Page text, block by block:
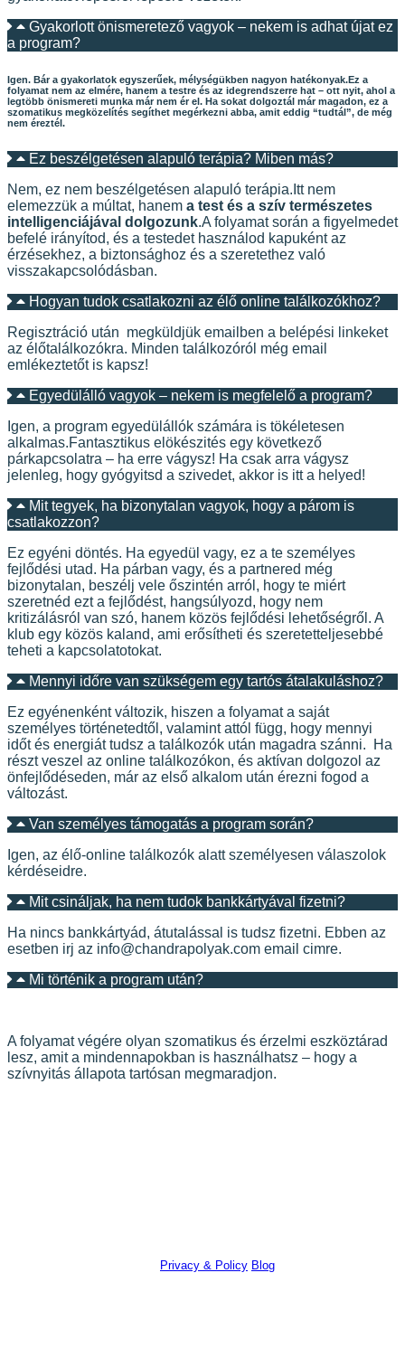
Gyakorlott önismeretező vagyok – nekem is adhat újat ez
a program?
Igen. Bár a gyakorlatok egyszerűek, mélységükben nagyon hatékonyak.Ez a
folyamat nem az elmére, hanem a testre és az idegrendszerre hat – ott nyit, ahol a
legtöbb önismereti munka már nem ér el. Ha sokat dolgoztál már magadon, ez a
szomatikus megközelítés segíthet megérkezni abba, amit eddig “tudtál”, de még
nem éreztél.
Ez beszélgetésen alapuló terápia? Miben más?
Nem, ez nem beszélgetésen alapuló terápia. Itt nem
elemezzük a múltat, hanem a test és a szív természetes
intelligenciájával dolgozunk.A folyamat során a figyelmedet
befelé irányítod, és a testedet használod kapuként az
érzésekhez, a biztonsághoz és a szeretethez való
visszakapcsolódásban.
Hogyan tudok csatlakozni az élő online találkozókhoz?
Regisztráció után megküldjük emailben a belépési linkeket
az élőtalálkozókra. Minden találkozóról még email
emlékeztetőt is kapsz!
Egyedülálló vagyok – nekem is megfelelő a program?
Igen, a program egyedülállók számára is tökéletesen
alkalmas.Fantasztikus elökészités egy következő
párkapcsolatra – ha erre vágysz! Ha csak arra vágysz
jelenleg, hogy gyógyitsd a szivedet, akkor is itt a helyed!
Mit tegyek, ha bizonytalan vagyok, hogy a párom is
csatlakozzon?
Ez egyéni döntés. Ha egyedül vagy, ez a te személyes
fejlődési utad. Ha párban vagy, és a partnered még
bizonytalan, beszélj vele őszintén arról, hogy te miért
szeretnéd ezt a fejlődést, hangsúlyozd, hogy nem
kritizálásról van szó, hanem közös fejlődési lehetőségről. A
klub egy közös kaland, ami erősítheti és szeretetteljesebbé
teheti a kapcsolatotokat.
Mennyi időre van szükségem egy tartós átalakuláshoz?
Ez egyénenként változik, hiszen a folyamat a saját
személyes történetedtől, valamint attól függ, hogy mennyi
időt és energiát tudsz a találkozók után magadra szánni. Ha
részt veszel az online találkozókon, és aktívan dolgozol az
önfejlődéseden, már az első alkalom után érezni fogod a
változást.
Van személyes támogatás a program során?
Igen, az élő-online találkozók alatt személyesen válaszolok
kérdéseidre.
Mit csináljak, ha nem tudok bankkártyával fizetni?
Ha nincs bankkártyád, átutalással is tudsz fizetni. Ebben az
esetben irj az info@chandrapolyak.com email cimre.
Mi történik a program után?
A folyamat végére olyan szomatikus és érzelmi eszköztárad
lesz, amit a mindennapokban is használhatsz – hogy a
szívnyitás állapota tartósan megmaradjon.
Privacy & Policy Blog